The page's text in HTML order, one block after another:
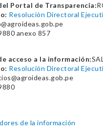
Portal de Transparencia:
Resolución Directoral
anexo 857
acceso a la información:
Resolución Directoral
de la información